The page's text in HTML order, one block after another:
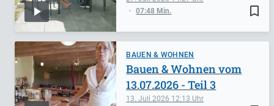
bookmark_border
07:48 Min.
BAUEN & WOHNEN
13. Juli 2026 12:13
Bauen & Wohnen vom
13.07.2026 - Teil 3